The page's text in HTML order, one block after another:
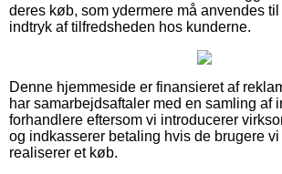
deres køb, som ydermere må anvendes
indtryk af tilfredsheden hos kunderne.
Denne hjemmeside er finansieret af
har samarbejdsaftaler med en samling af
forhandlere eftersom vi introducerer
og indkasserer betaling hvis de brugere
realiserer et køb.